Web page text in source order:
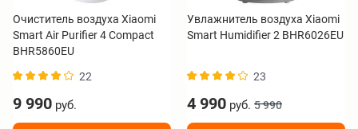
Очиститель воздуха Xiaomi
Smart Air Purifier 4 Compact
BHR5860EU
22
9 990 руб.
Увлажнитель воздуха Xiaomi
Smart Humidifier 2 BHR6026EU
23
4 990 руб. 5 990